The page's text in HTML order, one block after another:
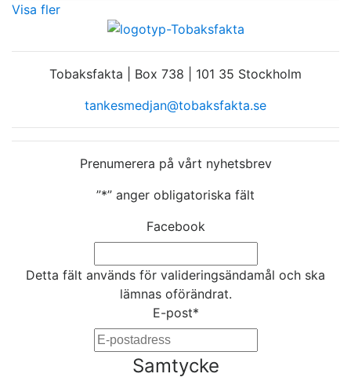
Visa fler
Tobaksfakta | Box 738 | 101 35 Stockholm
tankesmedjan@tobaksfakta.se
Prenumerera på vårt nyhetsbrev
”*” anger obligatoriska fält
Facebook
Detta fält används för valideringsändamål och ska
lämnas oförändrat.
E-post*
Samtycke